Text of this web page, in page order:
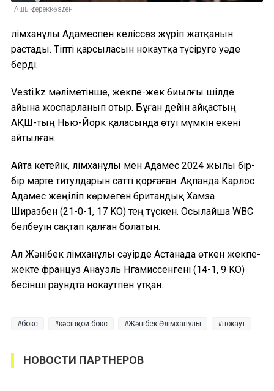
Ашық дереккөзден
Әлімханұлы Адамеспен келіссөз жүріп жатқанын
растады. Тіпті қарсыласын нокаутқа түсіруге уәде
берді.
Vesti.kz мәліметінше, жекпе-жек биылғы шілде
айына жоспарланып отыр. Бұған дейін айқастың
АҚШ-тың Нью-Йорк қаласында өтуі мүмкін екені
айтылған.
Айта кетейік, Әлімханұлы мен Адамес 2024 жылы бір-
бір мәрте титулдарын сәтті қорғаған. Ақпанда Карлос
Адамес жеңіліп көрмеген британдық Хамза
Ширазбен (21-0-1, 17 KO) тең түскен. Осылайша WBC
белбеуін сақтап қалған болатын.
Ал Жәнібек Әлімханұлы сәуірде Астанада өткен жекпе-
жекте француз Анауэль Нгамиссенгені (14-1, 9 KO)
бесінші раундта нокаутпен ұтқан.
бокс кәсіпқой бокс Жәнібек Әлімханұлы нокаут
НОВОСТИ ПАРТНЕРОВ